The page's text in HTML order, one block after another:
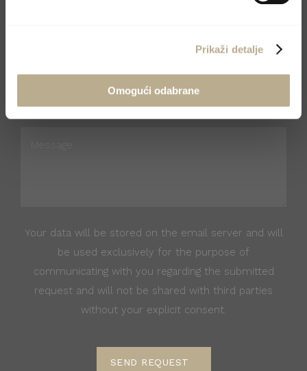
Prikaži detalje
Omogući odabrane
Your data will be stored on the email server and will
be used exclusively for the purpose of
communicating with you regarding the submitted
request and will not be shared with third parties
without your explicit consent.
SEND REQUEST